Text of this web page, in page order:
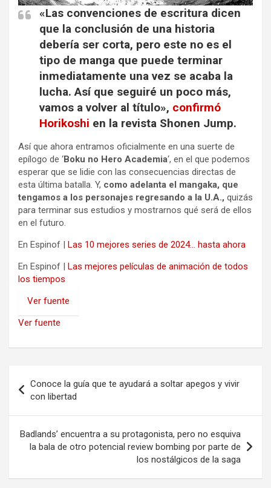
«Las convenciones de escritura dicen
que la conclusión de una historia
debería ser corta, pero este no es el
tipo de manga que puede terminar
inmediatamente una vez se acaba la
lucha. Así que seguiré un poco más,
vamos a volver al título», confirmó
Horikoshi en la revista Shonen Jump.
Así que ahora entramos oficialmente en una suerte de
epílogo de ‘Boku no Hero Academia‘, en el que podemos
esperar que se lidie con las consecuencias directas de
esta última batalla. Y, como adelanta el mangaka, que
tengamos a los personajes regresando a la U.A., quizás
para terminar sus estudios y mostrarnos qué será de ellos
en el futuro.
En Espinof |
Las 10 mejores series de 2024… hasta ahora
En Espinof |
Las mejores películas de animación de todos
los tiempos
Ver fuente
Ver fuente
de
entradas
Conoce la guía que te ayudará a soltar apegos y vivir
con libertad
Badlands’ encuentra a su protagonista, pero no esquiva
la bala de otro potencial review bombing por parte de
los nostálgicos de la saga